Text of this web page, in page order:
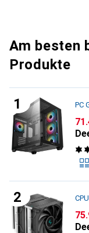
Am besten
Produkte
PC